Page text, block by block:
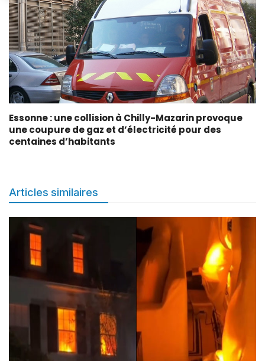
Essonne : une collision à Chilly-Mazarin provoque
une coupure de gaz et d’électricité pour des
centaines d’habitants
Articles similaires